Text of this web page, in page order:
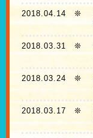
2018.04.14 ❊
2018.03.31 ❊
2018.03.24 ❊
2018.03.17 ❊